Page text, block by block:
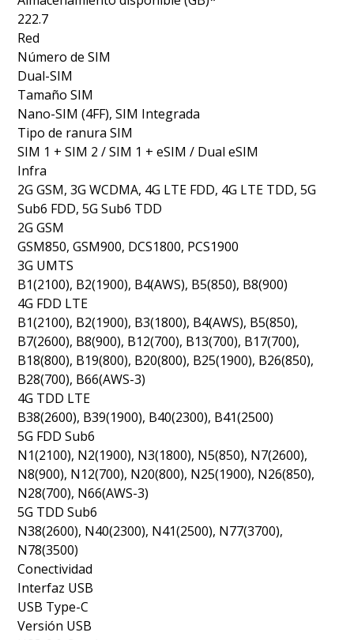
222.7
Red
Número de SIM
Dual-SIM
Tamaño SIM
Nano-SIM (4FF), SIM Integrada
Tipo de ranura SIM
SIM 1 + SIM 2 / SIM 1 + eSIM / Dual eSIM
Infra
2G GSM, 3G WCDMA, 4G LTE FDD, 4G LTE TDD, 5G
Sub6 FDD, 5G Sub6 TDD
2G GSM
GSM850, GSM900, DCS1800, PCS1900
3G UMTS
B1(2100), B2(1900), B4(AWS), B5(850), B8(900)
4G FDD LTE
B1(2100), B2(1900), B3(1800), B4(AWS), B5(850),
B7(2600), B8(900), B12(700), B13(700), B17(700),
B18(800), B19(800), B20(800), B25(1900), B26(850),
B28(700), B66(AWS-3)
4G TDD LTE
B38(2600), B39(1900), B40(2300), B41(2500)
5G FDD Sub6
N1(2100), N2(1900), N3(1800), N5(850), N7(2600),
N8(900), N12(700), N20(800), N25(1900), N26(850),
N28(700), N66(AWS-3)
5G TDD Sub6
N38(2600), N40(2300), N41(2500), N77(3700),
N78(3500)
Conectividad
Interfaz USB
USB Type-C
Versión USB